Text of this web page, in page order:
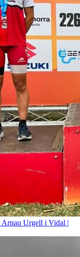
Arnau Urgell i Vidal |